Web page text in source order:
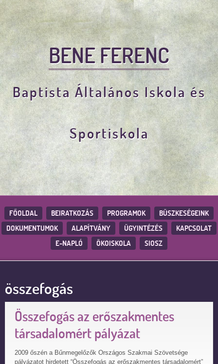
BENE FERENC
Baptista Általános Iskola és
Sportiskola
FŐOLDAL BEIRATKOZÁS PROGRAMOK
BÜSZKESÉGEINK
DOKUMENTUMOK
ALAPÍTVÁNY ÜGYINTÉZÉS
KAPCSOLAT
E-NAPLÓ
ÖKOISKOLA SIOSZ
összefogás
Összefogás az erőszakmentes
társadalomért pályázat
2009 őszén a Bűnmegelőzők Országos Szakmai Szövetsége
pályázatot hirdetett “Összefogás az erőszakmentes társadalomért”